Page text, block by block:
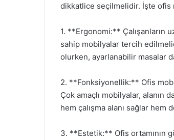
dikkatlice seçilmelidir. İşte ofis
1. **Ergonomi:** Çalışanların
sahip mobilyalar tercih
olurken, ayarlanabilir masalar
2. **Fonksiyonellik:** Ofis
Çok amaçlı mobilyalar, alanın
hem çalışma alanı sağlar hem
3. **Estetik:** Ofis ortamının